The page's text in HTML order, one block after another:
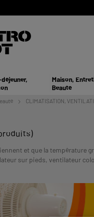
Maison,
Beauté
CLIMATISATION,
et que la température
sur pieds, ventilateur